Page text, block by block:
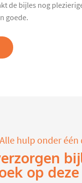
de bijles nog
goede.
Alle hulp onder één
op